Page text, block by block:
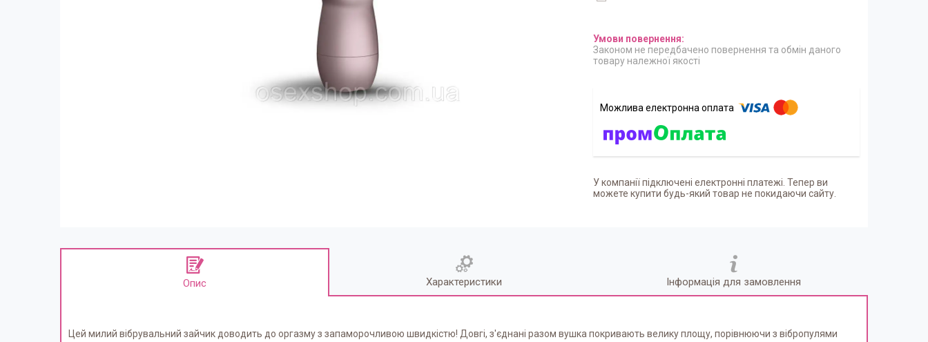
Законом не передбачено повернення та обмін даного
товару належної якості
У компанії підключені електронні платежі. Тепер ви
можете купити будь-який товар не покидаючи сайту.
Опис Характеристики Інформація для замовлення
Цей милий вібрувальний зайчик доводить до оргазму з запаморочливою швидкістю! Довгі, з'єднані разом вушка покривають велику площу, порівнюючи з вібропулями